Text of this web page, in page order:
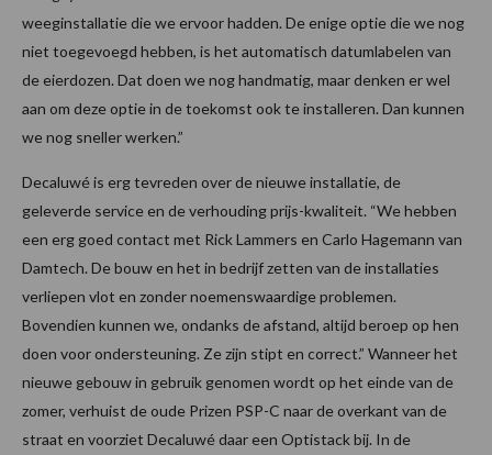
weeginstallatie die we ervoor hadden. De enige optie die we nog
niet toegevoegd hebben, is het automatisch datumlabelen van
de eierdozen. Dat doen we nog handmatig, maar denken er wel
aan om deze optie in de toekomst ook te installeren. Dan kunnen
we nog sneller werken.”
Decaluwé is erg tevreden over de nieuwe installatie, de
geleverde service en de verhouding prijs-kwaliteit. “We hebben
een erg goed contact met Rick Lammers en Carlo Hagemann van
Damtech. De bouw en het in bedrijf zetten van de installaties
verliepen vlot en zonder noemenswaardige problemen.
Bovendien kunnen we, ondanks de afstand, altijd beroep op hen
doen voor ondersteuning. Ze zijn stipt en correct.” Wanneer het
nieuwe gebouw in gebruik genomen wordt op het einde van de
zomer, verhuist de oude Prizen PSP-C naar de overkant van de
straat en voorziet Decaluwé daar een Optistack bij. In de